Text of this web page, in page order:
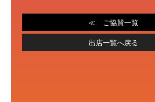
ご協賛一覧
出店一覧へ戻る